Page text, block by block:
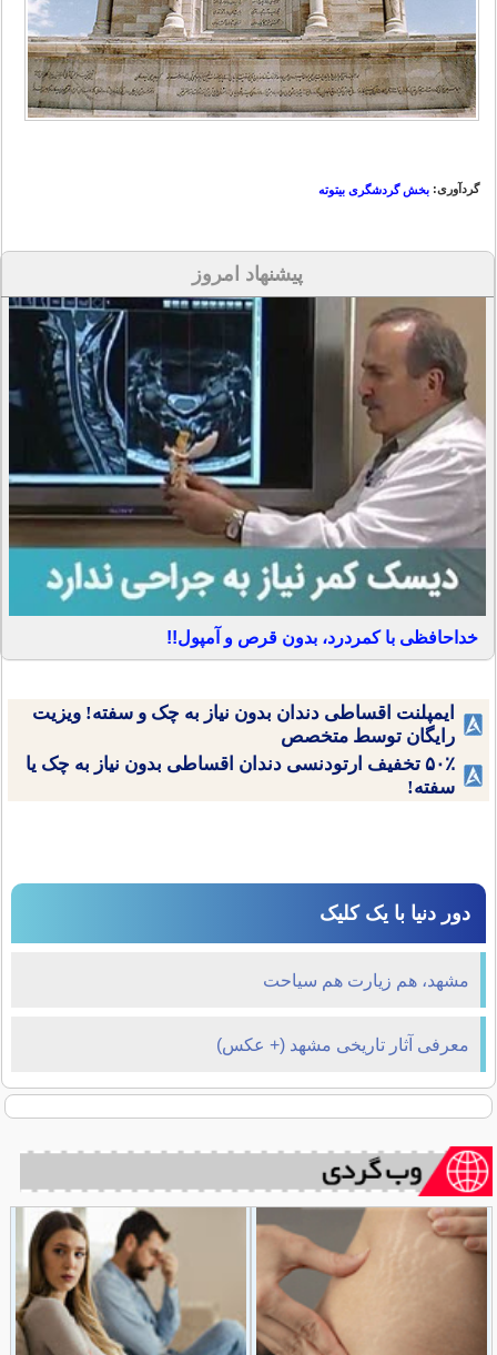
گردآوری: بخش گردشگری بیتوته
پیشنهاد امروز
خداحافظی با کمردرد، بدون قرص و آمپول!!
ایمپلنت اقساطی دندان بدون نیاز به چک و سفته! ویزیت
رایگان توسط متخصص
۵۰٪ تخفیف ارتودنسی دندان اقساطی بدون نیاز به چک یا
سفته!
دور دنیا با یک کلیک
مشهد، هم زیارت هم سیاحت
معرفی آثار تاریخی مشهد (+ عکس)